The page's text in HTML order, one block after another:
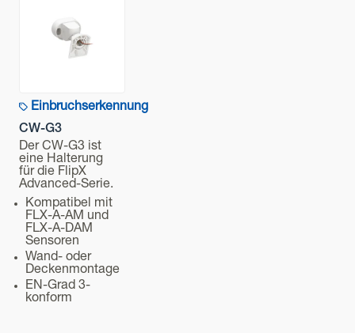
"Weit: 15 m 85°/ Schmal: 24 m 5° (Keine MW-Erkennung
bei Einstellung 'schmal')
3 einstellbare Stufen (Hoch / Mittel / Niedrig)
Spannungsversorgung
9,5 bis 16 VDC
Stromverbrauch
12 mA (normal) 16 mA (max.) bei 12 VDC
Alarmdauer
2,0 ± 0,5 sec.
Aufwärmphase
Ca. 60 Sek. (LED blinkt)
Einbruchserkennung
CW-G3
Der CW-G3 ist
eine Halterung
für die FlipX
Advanced-Serie.
Kompatibel mit
FLX-A-AM und
FLX-A-DAM
Sensoren
Wand- oder
Deckenmontage
EN-Grad 3-
konform